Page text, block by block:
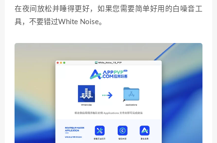
在夜间放松并睡得更好，如果您需要简单好用的白噪音工
具，不要错过White Noise。